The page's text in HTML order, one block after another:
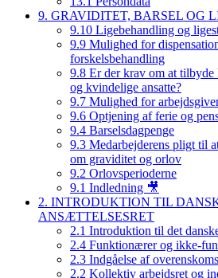
9. GRAVIDITET, BARSEL OG
9.10 Ligebehandling og
9.9 Mulighed for
forskelsbehandling
9.8 Er der krav om at
og kvindelige ansatte?
9.7 Mulighed for
9.6 Optjening af ferie og
9.4 Barselsdagpenge
9.3 Medarbejderens pligt til
om graviditet og orlov
9.2 Orlovsperioderne
9.1 Indledning 🎥
2. INTRODUKTION TIL
ANSÆTTELSESRET
2.1 Introduktion til det
2.4 Funktionærer og ikke-
2.3 Indgåelse af
2.2 Kollektiv arbejdsret og